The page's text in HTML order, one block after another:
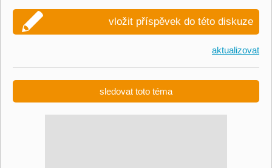
vložit příspěvek do této diskuze
aktualizovat
sledovat toto téma